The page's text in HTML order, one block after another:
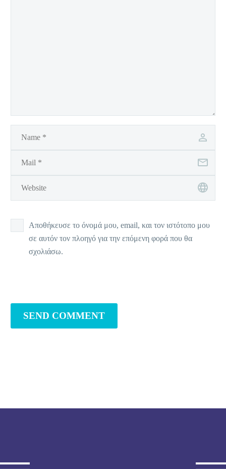
Αποθήκευσε το όνομά μου, email, και τον ιστότοπο μου
σε αυτόν τον πλοηγό για την επόμενη φορά που θα
σχολιάσω.
SEND COMMENT